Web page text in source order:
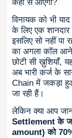
कहाँ से आएगा?
विनायक को भी
के लिए एक
इसलिए सो नहीं पा
का अगला कॉल
छोटी सी ख़ुशियाँ,
अब भारी कर्ज के
Chain में जकड़ा
जा रही हैं।
लेकिन क्या आप
Settlement के
amount) को